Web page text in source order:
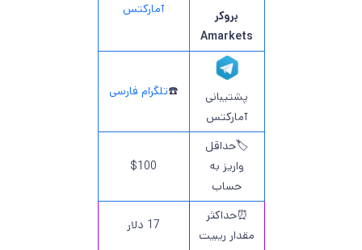
بروکر
Amarkets
آمارکتس
پشتیبانی
آمارکتس
☎️تلگرام فارسی
🏷️حداقل
واریز به
حساب
$100
⏰حداکثر
مقدار ریبیت
17 دلار